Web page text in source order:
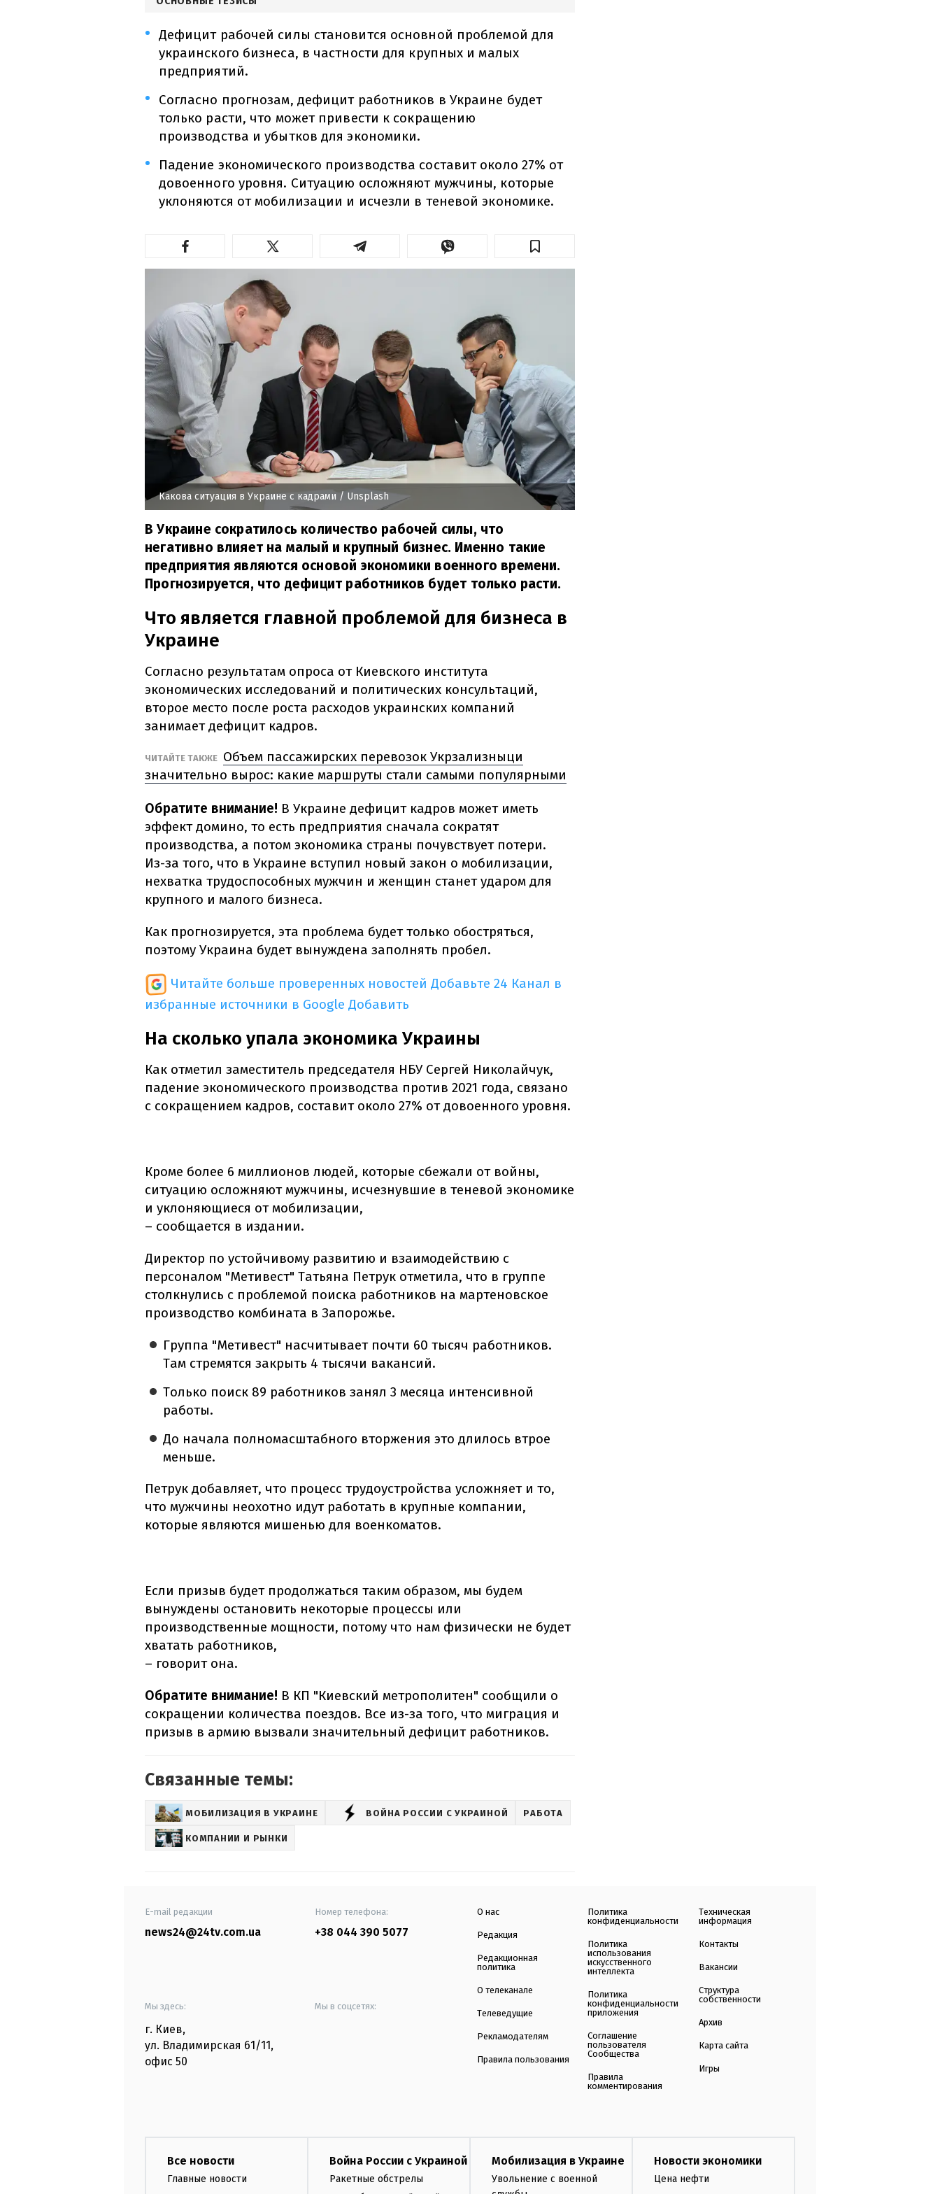
Дефицит рабочей силы становится основной проблемой для
украинского бизнеса, в частности для крупных и малых
предприятий.
Согласно прогнозам, дефицит работников в Украине будет
только расти, что может привести к сокращению
производства и убытков для экономики.
Падение экономического производства составит около 27% от
довоенного уровня. Ситуацию осложняют мужчины, которые
уклоняются от мобилизации и исчезли в теневой экономике.
Какова ситуация в Украине с кадрами / Unsplash
В Украине сократилось количество рабочей силы, что
негативно влияет на малый и крупный бизнес. Именно такие
предприятия являются основой экономики военного времени.
Прогнозируется, что дефицит работников будет только расти.
Что является главной проблемой для бизнеса в
Украине
Согласно результатам опроса от Киевского института
экономических исследований и политических консультаций,
второе место после роста расходов украинских компаний
занимает дефицит кадров.
ЧИТАЙТЕ ТАКЖЕ Объем пассажирских перевозок Укрзализныци
значительно вырос: какие маршруты стали самыми популярными
Обратите внимание! В Украине дефицит кадров может иметь
эффект домино, то есть предприятия сначала сократят
производства, а потом экономика страны почувствует потери.
Из-за того, что в Украине вступил новый закон о мобилизации,
нехватка трудоспособных мужчин и женщин станет ударом для
крупного и малого бизнеса.
Как прогнозируется, эта проблема будет только обостряться,
поэтому Украина будет вынуждена заполнять пробел.
Читайте больше проверенных новостей Добавьте 24 Канал в
избранные источники в Google Добавить
На сколько упала экономика Украины
Как отметил заместитель председателя НБУ Сергей Николайчук,
падение экономического производства против 2021 года, связано
с сокращением кадров, составит около 27% от довоенного уровня.
Кроме более 6 миллионов людей, которые сбежали от войны,
ситуацию осложняют мужчины, исчезнувшие в теневой экономике
и уклоняющиеся от мобилизации,
– сообщается в издании.
Директор по устойчивому развитию и взаимодействию с
персоналом "Метивест" Татьяна Петрук отметила, что в группе
столкнулись с проблемой поиска работников на мартеновское
производство комбината в Запорожье.
Группа "Метивест" насчитывает почти 60 тысяч работников.
Там стремятся закрыть 4 тысячи вакансий.
Только поиск 89 работников занял 3 месяца интенсивной
работы.
До начала полномасштабного вторжения это длилось втрое
меньше.
Петрук добавляет, что процесс трудоустройства усложняет и то,
что мужчины неохотно идут работать в крупные компании,
которые являются мишенью для военкоматов.
Если призыв будет продолжаться таким образом, мы будем
вынуждены остановить некоторые процессы или
производственные мощности, потому что нам физически не будет
хватать работников,
– говорит она.
Обратите внимание! В КП "Киевский метрополитен" сообщили о
сокращении количества поездов. Все из-за того, что миграция и
призыв в армию вызвали значительный дефицит работников.
Связанные темы:
МОБИЛИЗАЦИЯ В УКРАИНЕ ВОЙНА РОССИИ С УКРАИНОЙ РАБОТА
КОМПАНИИ И РЫНКИ
E-mail редакции
news24@24tv.com.ua
Номер телефона:
+38 044 390 5077
Мы здесь:
г. Киев,
ул. Владимирская 61/11,
офис 50
Мы в соцсетях:
О нас
Редакция
Редакционная
политика
О телеканале
Телеведущие
Рекламодателям
Правила пользования
Политика
конфиденциальности
Политика
использования
искусственного
интеллекта
Политика
конфиденциальности
приложения
Соглашение
пользователя
Сообщества
Правила
комментирования
Техническая
информация
Контакты
Вакансии
Структура
собственности
Архив
Карта сайта
Игры
Все новости
Главные новости
Война России с Украиной
Ракетные обстрелы
Мобилизация в Украине
Увольнение с военной
Новости экономики
Цена нефти